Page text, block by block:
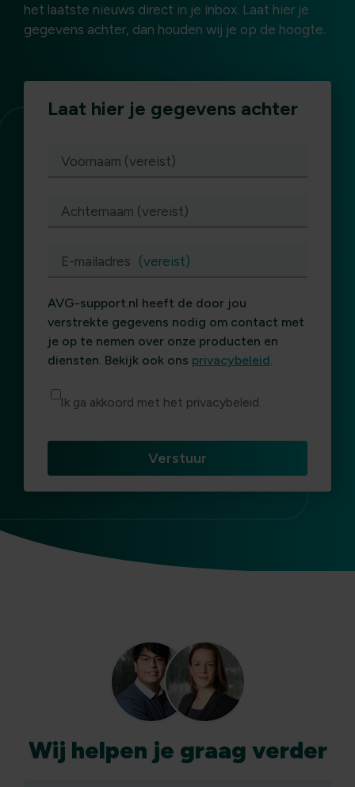
het laatste nieuws direct in je inbox. Laat hier je
gegevens achter, dan houden wij je op de hoogte.
Laat hier je gegevens achter
Voornaam (vereist)
Achternaam (vereist)
E-mailadres (vereist)
AVG-support.nl heeft de door jou
verstrekte gegevens nodig om contact met
je op te nemen over onze producten en
diensten. Bekijk ook ons privacybeleid
Ik ga akkoord met het privacybeleid.
Wij helpen je graag verder